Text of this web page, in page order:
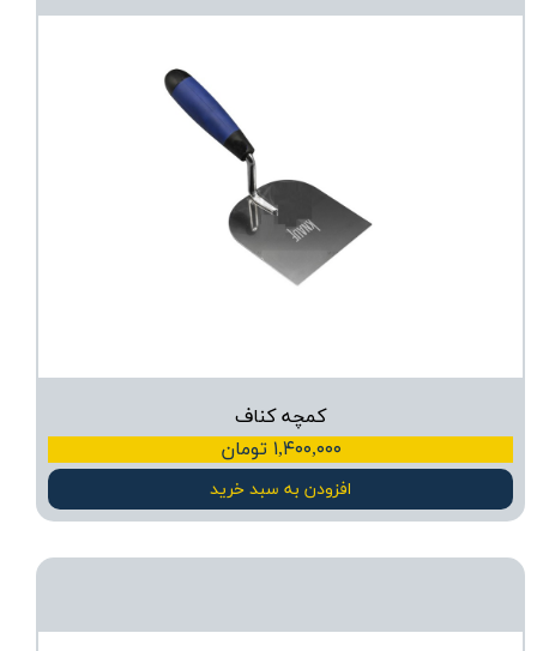
کمچه کناف
۱,۴۰۰,۰۰۰ تومان
افزودن به سبد خرید